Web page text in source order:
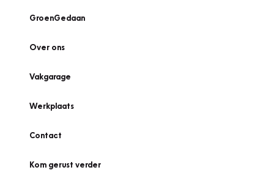
GroenGedaan
Over ons
Vakgarage
Werkplaats
Contact
Kom gerust verder